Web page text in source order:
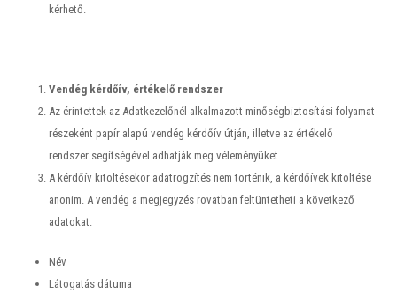
kérhető.
Vendég kérdőív, értékelő rendszer
Az érintettek az Adatkezelőnél alkalmazott minőségbiztosítási folyamat
részeként papír alapú vendég kérdőív útján, illetve az értékelő
rendszer segítségével adhatják meg véleményüket.
A kérdőív kitöltésekor adatrögzítés nem történik, a kérdőívek kitöltése
anonim. A vendég a megjegyzés rovatban feltüntetheti a következő
adatokat:
Név
Látogatás dátuma